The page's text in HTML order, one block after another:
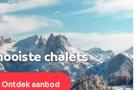
chalets
Ontdek aanbod